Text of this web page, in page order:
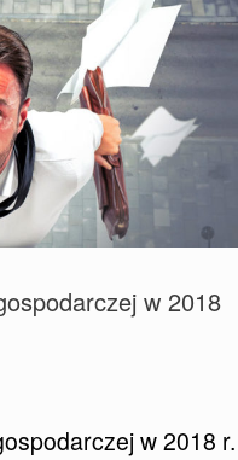
w 2018
w 2018 r.